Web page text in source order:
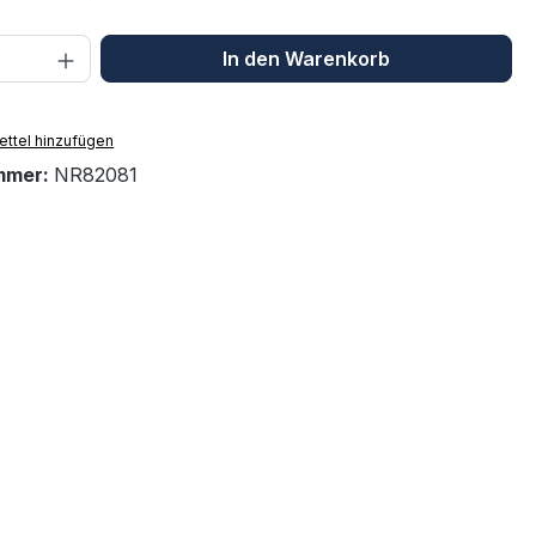
Anzahl: Gib den gewünschten Wert
In den Warenkorb
hinzufügen
NR82081